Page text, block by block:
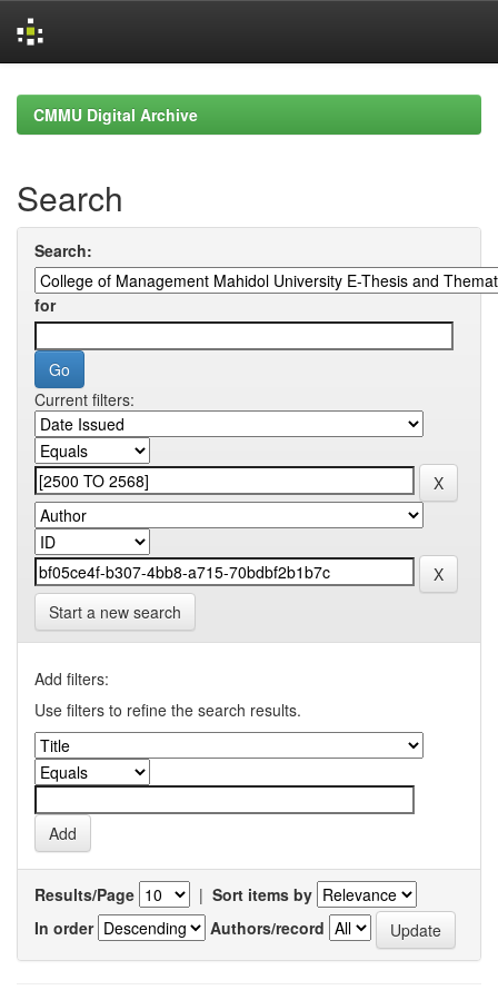
navigationCMMU Digital Archive
Search
Search:
for
Current filters:
Start a new search
Add filters:
Use filters to refine the search results.
Results/Page | Sort items by
In order
Authors/record